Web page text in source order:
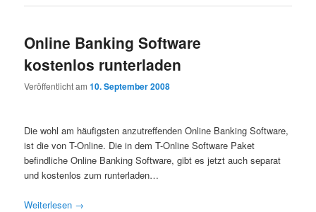
Online Banking Software
kostenlos runterladen
Veröffentlicht am10. September 2008
Die wohl am häufigsten anzutreffenden Online Banking Software,
ist die von T-Online. Die in dem T-Online Software Paket
befindliche Online Banking Software, gibt es jetzt auch separat
und kostenlos zum runterladen…
Weiterlesen →